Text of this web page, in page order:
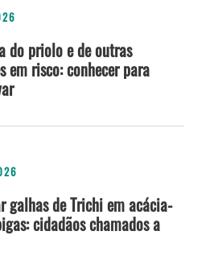
do priolo e de outras
em risco: conhecer para
galhas de Trichi em acácia-
cidadãos chamados a